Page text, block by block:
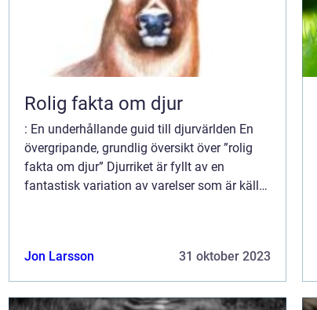
Rolig fakta om djur
: En underhållande guid till djurvärlden En
övergripande, grundlig översikt över ”rolig
fakta om djur” Djurriket är fyllt av en
fantastisk variation av varelser som är källor
Jon Larsson 31 oktober 2023